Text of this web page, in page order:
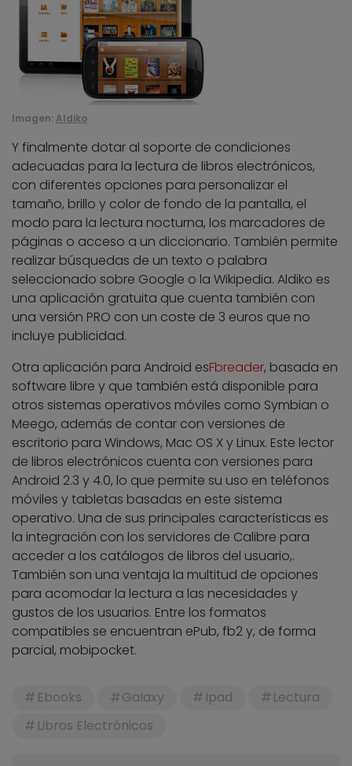
Imagen: Aldiko
Y finalmente dotar al soporte de condiciones
adecuadas para la lectura de libros electrónicos,
con diferentes opciones para personalizar el
tamaño, brillo y color de fondo de la pantalla, el
modo para la lectura nocturna, los marcadores de
páginas o acceso a un diccionario. También permite
realizar búsquedas de un texto o palabra
seleccionado sobre Google o la Wikipedia. Aldiko es
una aplicación gratuita que cuenta también con
una versión PRO con un coste de 3 euros que no
incluye publicidad.
Otra aplicación para Android esFbreader, basada en
software libre y que también está disponible para
otros sistemas operativos móviles como Symbian o
Meego, además de contar con versiones de
escritorio para Windows, Mac OS X y Linux. Este lector
de libros electrónicos cuenta con versiones para
Android 2.3 y 4.0, lo que permite su uso en teléfonos
móviles y tabletas basadas en este sistema
operativo. Una de sus principales características es
la integración con los servidores de Calibre para
acceder a los catálogos de libros del usuario,.
También son una ventaja la multitud de opciones
para acomodar la lectura a las necesidades y
gustos de los usuarios. Entre los formatos
compatibles se encuentran ePub, fb2 y, de forma
parcial, mobipocket.
Ebooks Galaxy Ipad
Lectura
Libros Electrónicos